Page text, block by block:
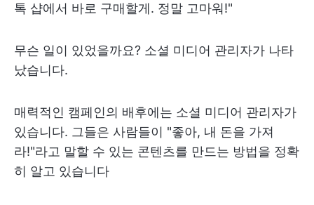
톡 샵에서 바로 구매할게. 정말 고마워!"
무슨 일이 있었을까요? 소셜 미디어 관리자가 나타
났습니다.
매력적인 캠페인의 배후에는 소셜 미디어 관리자가
있습니다. 그들은 사람들이 "좋아, 내 돈을 가져
라!"라고 말할 수 있는 콘텐츠를 만드는 방법을 정확
히 알고 있습니다